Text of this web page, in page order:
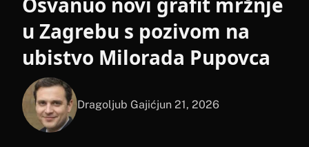
u Zagrebu s pozivom na
ubistvo Milorada Pupovca
Dragoljub Gajićjun 21, 2026